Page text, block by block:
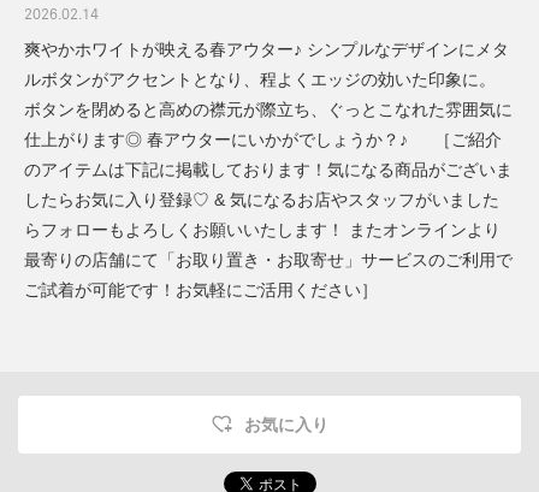
2026.02.14
爽やかホワイトが映える春アウター♪ シンプルなデザインにメタ
ルボタンがアクセントとなり、程よくエッジの効いた印象に。
ボタンを閉めると高めの襟元が際立ち、ぐっとこなれた雰囲気に
仕上がります◎ 春アウターにいかがでしょうか？♪ ［ご紹介
のアイテムは下記に掲載しております！気になる商品がございま
したらお気に入り登録♡ & 気になるお店やスタッフがいました
らフォローもよろしくお願いいたします！ またオンラインより
最寄りの店舗にて「お取り置き・お取寄せ」サービスのご利用で
ご試着が可能です！お気軽にご活用ください］
お気に入り